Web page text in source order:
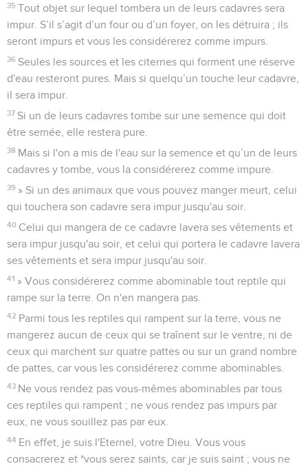
35 Tout objet sur lequel tombera un de leurs cadavres sera
impur. S’il s’agit d’un four ou d’un foyer, on les détruira ; ils
seront impurs et vous les considérerez comme impurs.
36 Seules les sources et les citernes qui forment une réserve
d'eau resteront pures. Mais si quelqu’un touche leur cadavre,
il sera impur.
37 Si un de leurs cadavres tombe sur une semence qui doit
être semée, elle restera pure.
38 Mais si l'on a mis de l'eau sur la semence et qu’un de leurs
cadavres y tombe, vous la considérerez comme impure.
39 » Si un des animaux que vous pouvez manger meurt, celui
qui touchera son cadavre sera impur jusqu'au soir.
40 Celui qui mangera de ce cadavre lavera ses vêtements et
sera impur jusqu'au soir, et celui qui portera le cadavre lavera
ses vêtements et sera impur jusqu'au soir.
41 » Vous considérerez comme abominable tout reptile qui
rampe sur la terre. On n'en mangera pas.
42 Parmi tous les reptiles qui rampent sur la terre, vous ne
mangerez aucun de ceux qui se traînent sur le ventre, ni de
ceux qui marchent sur quatre pattes ou sur un grand nombre
de pattes, car vous les considérerez comme abominables.
43 Ne vous rendez pas vous-mêmes abominables par tous
ces reptiles qui rampent ; ne vous rendez pas impurs par
eux, ne vous souillez pas par eux.
44 En effet, je suis l'Eternel, votre Dieu. Vous vous
consacrerez et *vous serez saints, car je suis saint ; vous ne